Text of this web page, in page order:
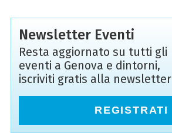
Newsletter Eventi
Resta aggiornato su tutti gli
eventi a Genova e dintorni,
iscriviti gratis alla newsletter
REGISTRATI